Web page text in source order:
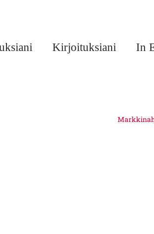
Kirjoituksiani In